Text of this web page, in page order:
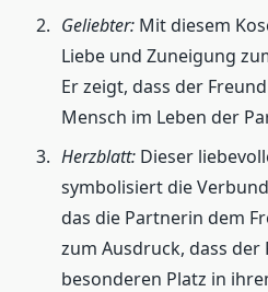
Geliebter: Mit diesem
Liebe und Zuneigung
Er zeigt, dass der
Mensch im Leben der
Herzblatt: Dieser
symbolisiert die
das die Partnerin dem
zum Ausdruck, dass der
besonderen Platz in